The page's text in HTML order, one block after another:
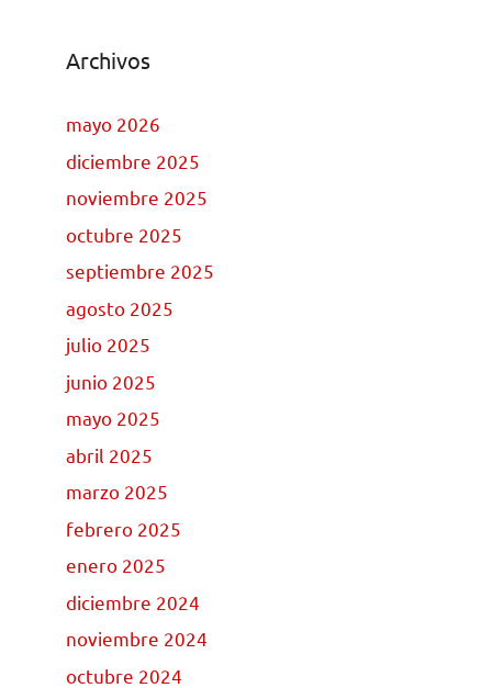
Archivos
mayo 2026
diciembre 2025
noviembre 2025
octubre 2025
septiembre 2025
agosto 2025
julio 2025
junio 2025
mayo 2025
abril 2025
marzo 2025
febrero 2025
enero 2025
diciembre 2024
noviembre 2024
octubre 2024